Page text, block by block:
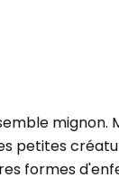
mignon.
petites
formes